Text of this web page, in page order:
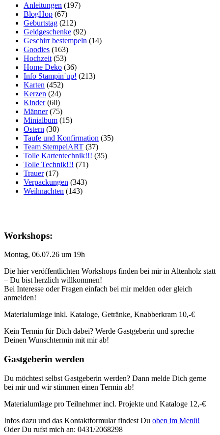
Anleitungen (197)
BlogHop (67)
Geburtstag (212)
Geldgeschenke (92)
Geschirr bestempeln (14)
Goodies (163)
Hochzeit (53)
Home Deko (36)
Info Stampin´up! (213)
Karten (452)
Kerzen (24)
Kinder(60)
Männer(75)
Minialbum (15)
Ostern (30)
Taufe und Konfirmation (35)
Team StempelART (37)
Tolle Kartentechnik!!! (35)
Tolle Technik!!! (71)
Trauer(17)
Verpackungen (343)
Weihnachten (143)
Workshops:
Montag, 06.07.26 um 19h
Die hier veröffentlichten Workshops finden bei mir in Altenholz statt
– Du bist herzlich willkommen!
Bei Interesse oder Fragen einfach bei mir melden oder gleich
anmelden!
Materialumlage inkl. Kataloge, Getränke, Knabberkram 10,-€
Kein Termin für Dich dabei? Werde Gastgeberin und spreche
Deinen Wunschtermin mit mir ab!
Gastgeberin werden
Du möchtest selbst Gastgeberin werden? Dann melde Dich gerne
bei mir und wir stimmen einen Termin ab!
Materialumlage pro Teilnehmer incl. Projekte und Kataloge 12,-€
Infos dazu und das Kontaktformular findest Du oben im Menü!
Oder Du rufst mich an: 0431/2068298